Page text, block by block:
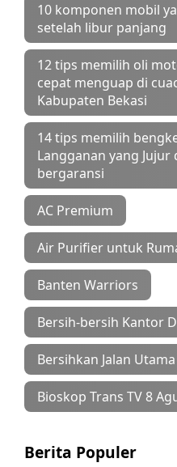
10 komponen mobil
setelah libur panjang
12 tips memilih oli
cepat menguap di
Kabupaten Bekasi
14 tips memilih
Langganan yang Jujur
bergaransi
AC Premium
Air Purifier untuk
Banten Warriors
Bersih-bersih Kantor
Bersihkan Jalan Utama
Bioskop Trans TV 8
Berita Populer